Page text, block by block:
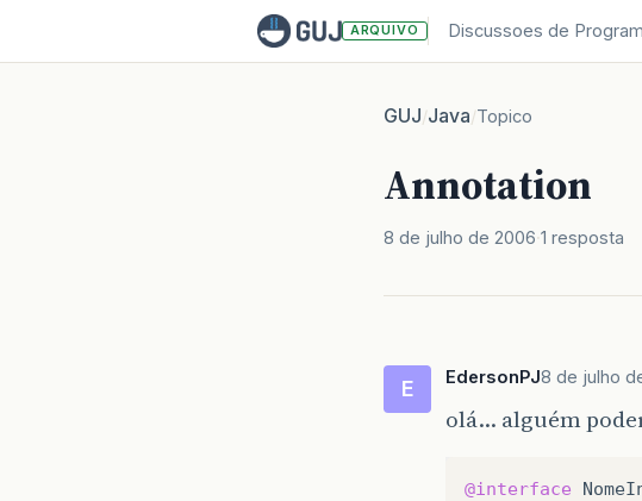
ARQUIVO Discussoes de
GUJ/Java/Topico
Annotation
8 de julho de 2006 1 resposta
E EdersonPJ8 de julho
olá… alguém
@interface